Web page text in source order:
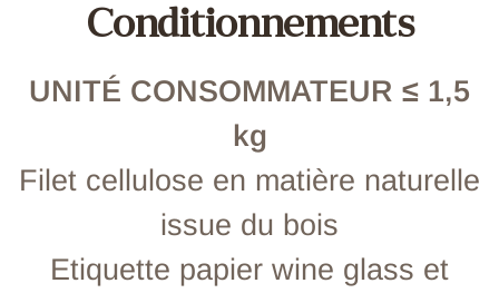
Conditionnements
UNITÉ CONSOMMATEUR ≤ 1,5
kg
Filet cellulose en matière naturelle
issue du bois
Etiquette papier wine glass et